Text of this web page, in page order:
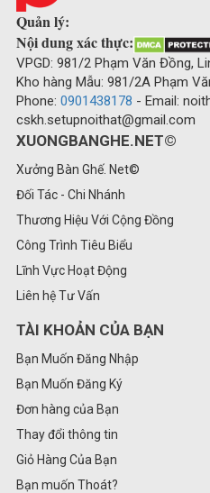
Quản lý:
Nội dung xác thực:
VPGD: 981/2 Phạm Văn Đồng,
Kho hàng Mẫu: 981/2A Phạm
Phone: 0901438178 - Email:
cskh.setupnoithat@gmail.com
XUONGBANGHE.NET©
Xưởng Bàn Ghế. Net©
Đối Tác - Chi Nhánh
Thương Hiệu Với Cộng Đồng
Công Trình Tiêu Biểu
Lĩnh Vực Hoạt Động
Liên hệ Tư Vấn
TÀI KHOẢN CỦA BẠN
Bạn Muốn Đăng Nhập
Bạn Muốn Đăng Ký
Đơn hàng của Bạn
Thay đổi thông tin
Giỏ Hàng Của Bạn
Bạn muốn Thoát?